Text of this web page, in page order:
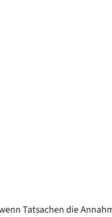
Tatsachen die